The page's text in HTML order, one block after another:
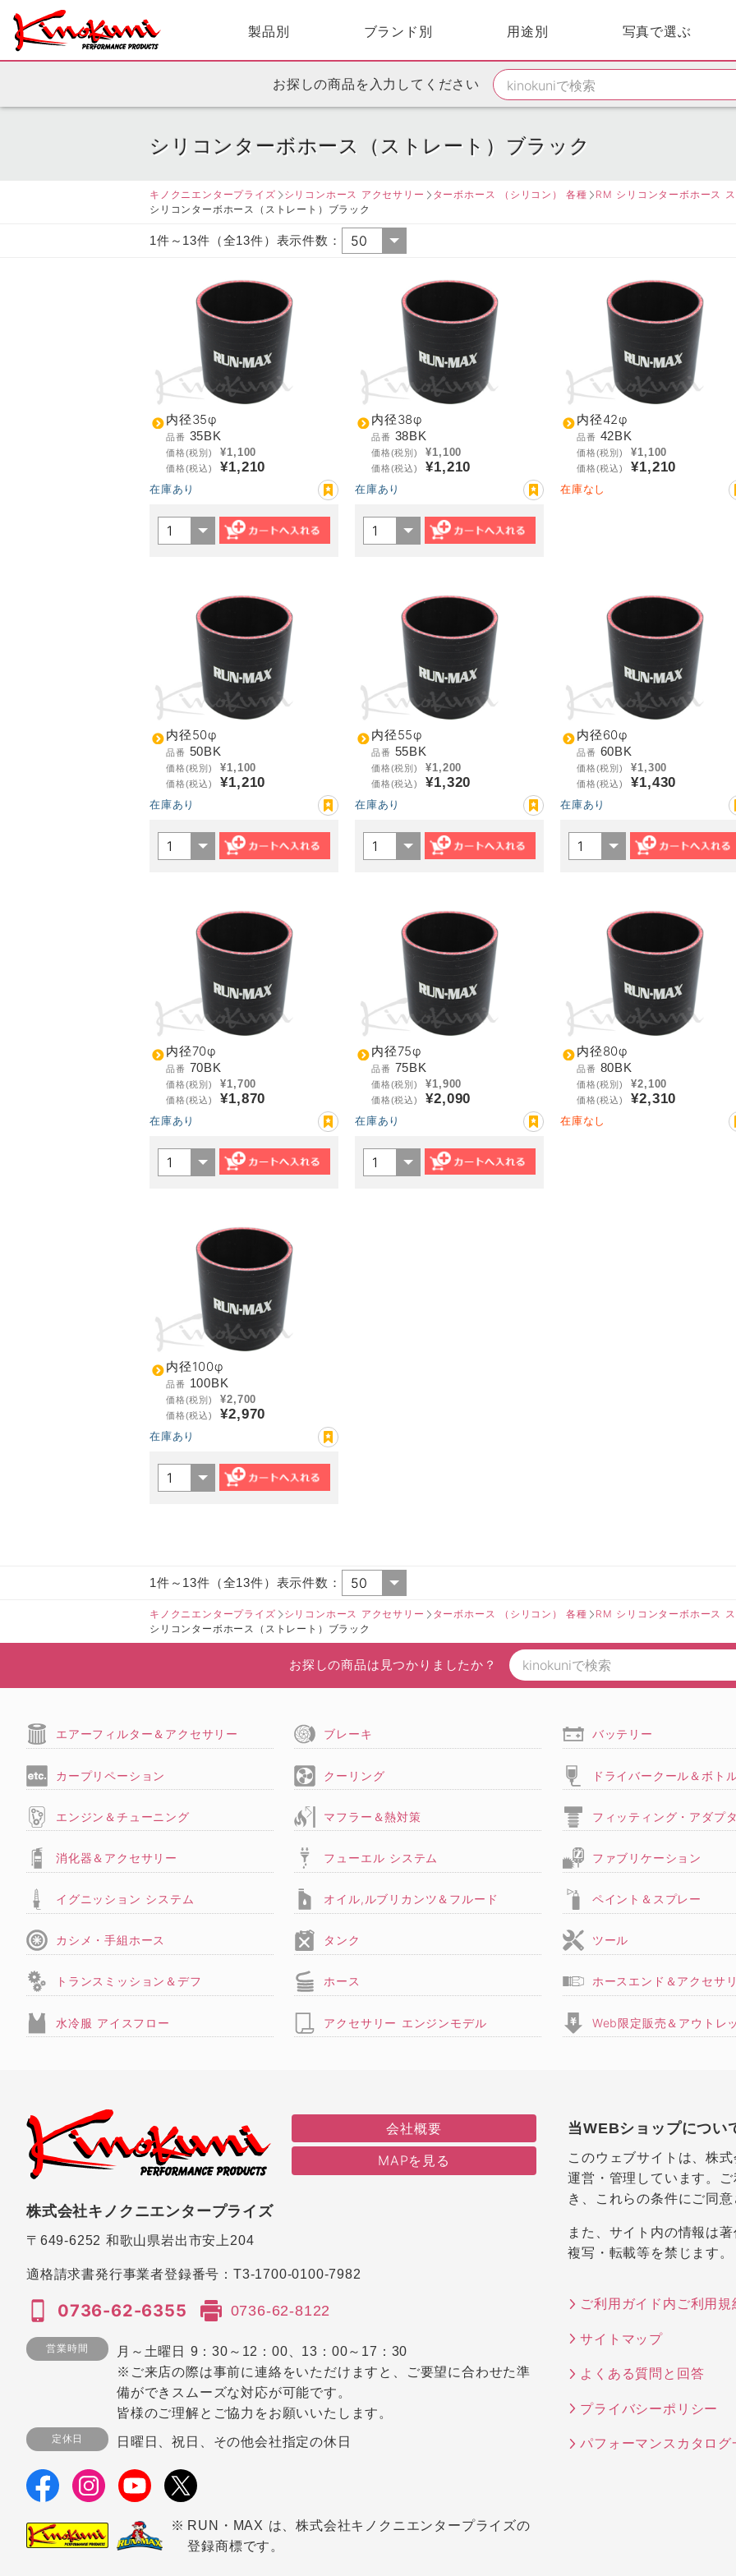
製品別 ブランド別 用途別 写真で選ぶ
お探しの商品を入力してください
シリコンターボホース（ストレート）ブラック
キノクニエンタープライズ シリコンホース アクセサリー ターボホース （シリコン） 各種 RM シリコンターボホース
シリコンターボホース（ストレート）ブラック
1件～13件（全13件）表示件数：
内径35φ
品番 35BK
価格(税別) ¥1,100
価格(税込) ¥1,210
在庫あり
内径38φ
品番 38BK
価格(税別) ¥1,100
価格(税込) ¥1,210
在庫あり
内径42φ
品番 42BK
価格(税別) ¥1,100
価格(税込) ¥1,210
在庫なし
内径50φ
品番 50BK
価格(税別) ¥1,100
価格(税込) ¥1,210
在庫あり
内径55φ
品番 55BK
価格(税別) ¥1,200
価格(税込) ¥1,320
在庫あり
内径60φ
品番 60BK
価格(税別) ¥1,300
価格(税込) ¥1,430
在庫あり
内径70φ
品番 70BK
価格(税別) ¥1,700
価格(税込) ¥1,870
在庫あり
内径75φ
品番 75BK
価格(税別) ¥1,900
価格(税込) ¥2,090
在庫あり
内径80φ
品番 80BK
価格(税別) ¥2,100
価格(税込) ¥2,310
在庫なし
内径100φ
品番 100BK
価格(税別) ¥2,700
価格(税込) ¥2,970
在庫あり
1件～13件（全13件）表示件数：
キノクニエンタープライズ シリコンホース アクセサリー ターボホース （シリコン） 各種 RM シリコンターボホース
シリコンターボホース（ストレート）ブラック
お探しの商品は見つかりましたか？
エアーフィルター＆アクセサリー ブレーキ バッテリー
カープリペーション クーリング ドライバークール＆ボト
エンジン＆チューニング マフラー＆熱対策 フィッティング・アダプ
消化器＆アクセサリー フューエル システム ファブリケーション
イグニッション システム オイル,ルブリカンツ＆フルード ペイント＆スプレー
カシメ・手組ホース タンク ツール
トランスミッション＆デフ ホース ホースエンド＆アクセサ
水冷服 アイスフロー アクセサリー エンジンモデル Web限定販売＆アウトレ
会社概要
MAPを見る
株式会社キノクニエンタープライズ
〒649-6252 和歌山県岩出市安上204
適格請求書発行事業者登録番号：T3-1700-0100-7982
0736-62-6355 0736-62-8122
営業時間
月～土曜日 9：30～12：00、13：00～17：30
※ご来店の際は事前に連絡をいただけますと、ご要望に合わせた準
備ができスムーズな対応が可能です。
皆様のご理解とご協力をお願いいたします。
定休日 日曜日、祝日、その他会社指定の休日
RUN・MAX は、株式会社キノクニエンタープライズの
登録商標です。
当WEBショップについ
このウェブサイトは、株
運営・管理しています。
き、これらの条件にご同
また、サイト内の情報は
複写・転載等を禁じます。
ご利用ガイド内ご利用規
サイトマップ
よくある質問と回答
プライバシーポリシー
パフォーマンスカタログ